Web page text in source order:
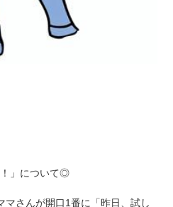
」について◎
マさんが開口1番に「昨日、試し